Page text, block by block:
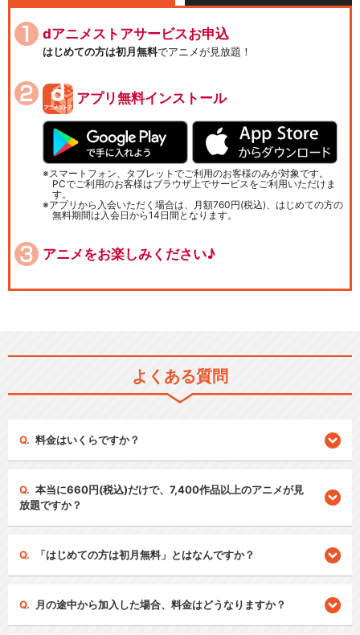
dアニメストアサービスお申込
はじめての方は初月無料でアニメが見放題！
アプリ無料インストール
スマートフォン、タブレットでご利用のお客様のみが対象です。
PCでご利用のお客様はブラウザ上でサービスをご利用いただけま
す。
アプリから入会いただく場合は、月額760円(税込)、はじめての方の
無料期間は入会日から14日間となります。
アニメをお楽しみください♪
よくある質問
料金はいくらですか？
本当に660円(税込)だけで、7,400作品以上のアニメが見
放題ですか？
「はじめての方は初月無料」とはなんですか？
月の途中から加入した場合、料金はどうなりますか？